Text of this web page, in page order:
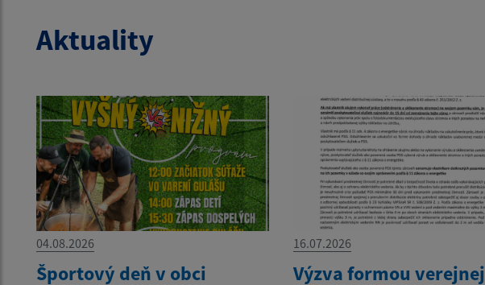
Aktuality
04.08.2026
Športový deň v obci
16.07.2026
Výzva formou verejnej